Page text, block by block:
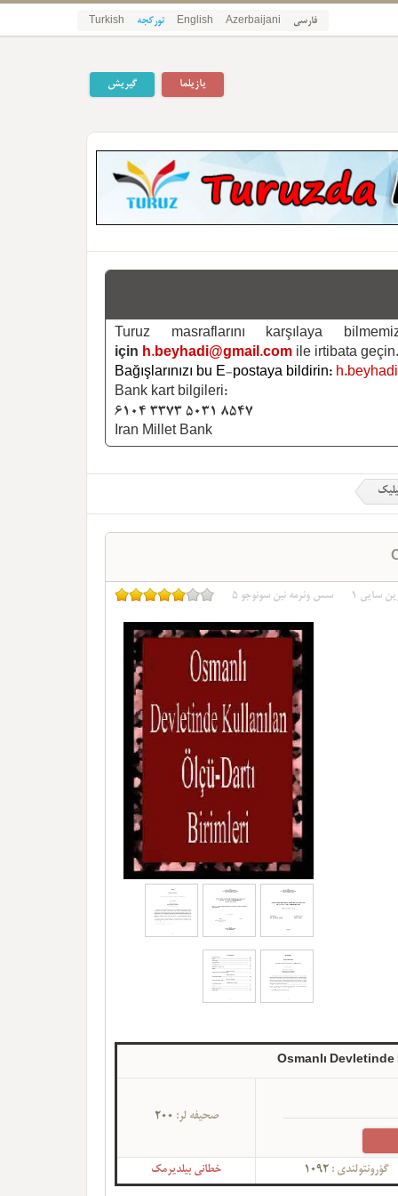
فارسی Azerbaijani
English تورکجه Turkish
گیریش یازیلما
Turuz masraflarını karşılaya
için h.beyhadi@gmail.com ile irtibata geçin.
Bağışlarınızı bu E-postaya bildirin:
Bank kart bilgileri:
6104 3373 5031 8547
Iran Millet Bank
سایی 1 سس وئرمه نین سونوجو 5
Osmanlı
صحیفه لر:
گؤرونتولندی : 1092 خطانی بیلدیرمک